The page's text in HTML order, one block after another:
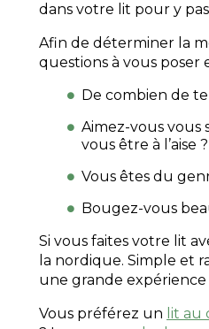
dans votre lit pour y
Afin de déterminer la
questions à vous poser
De combien de
Aimez-vous
vous être à l’aise ?
Vous êtes du
Bougez-vous
Si vous faites votre lit
la nordique. Simple et
une grande
Vous préférez un lit au